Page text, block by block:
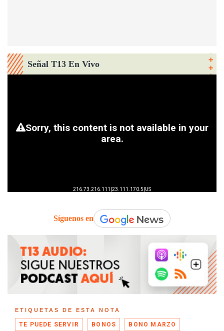
Señal T13 En Vivo
Síguenos en
ETIQUETAS DE ESTA NOTA
TE PUEDE SERVIR BONOS BONO MARZO